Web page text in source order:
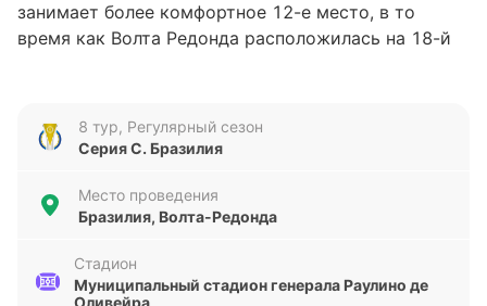
занимает более комфортное 12-е место, в то
время как Волта Редонда расположилась на 18-й
сторон.
Волта Редонда подошла к этому матчу с
и ничьи: в последних пяти играх команда
одержала две победы, дважды проиграла и один
8 тур, Регулярный сезон
Серия С. Бразилия
Место проведения
Бразилия, Волта-Редонда
Стадион
Муниципальный стадион генерала Раулино де
Оливейра